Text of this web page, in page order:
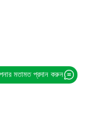
মতামত প্রদান করুন